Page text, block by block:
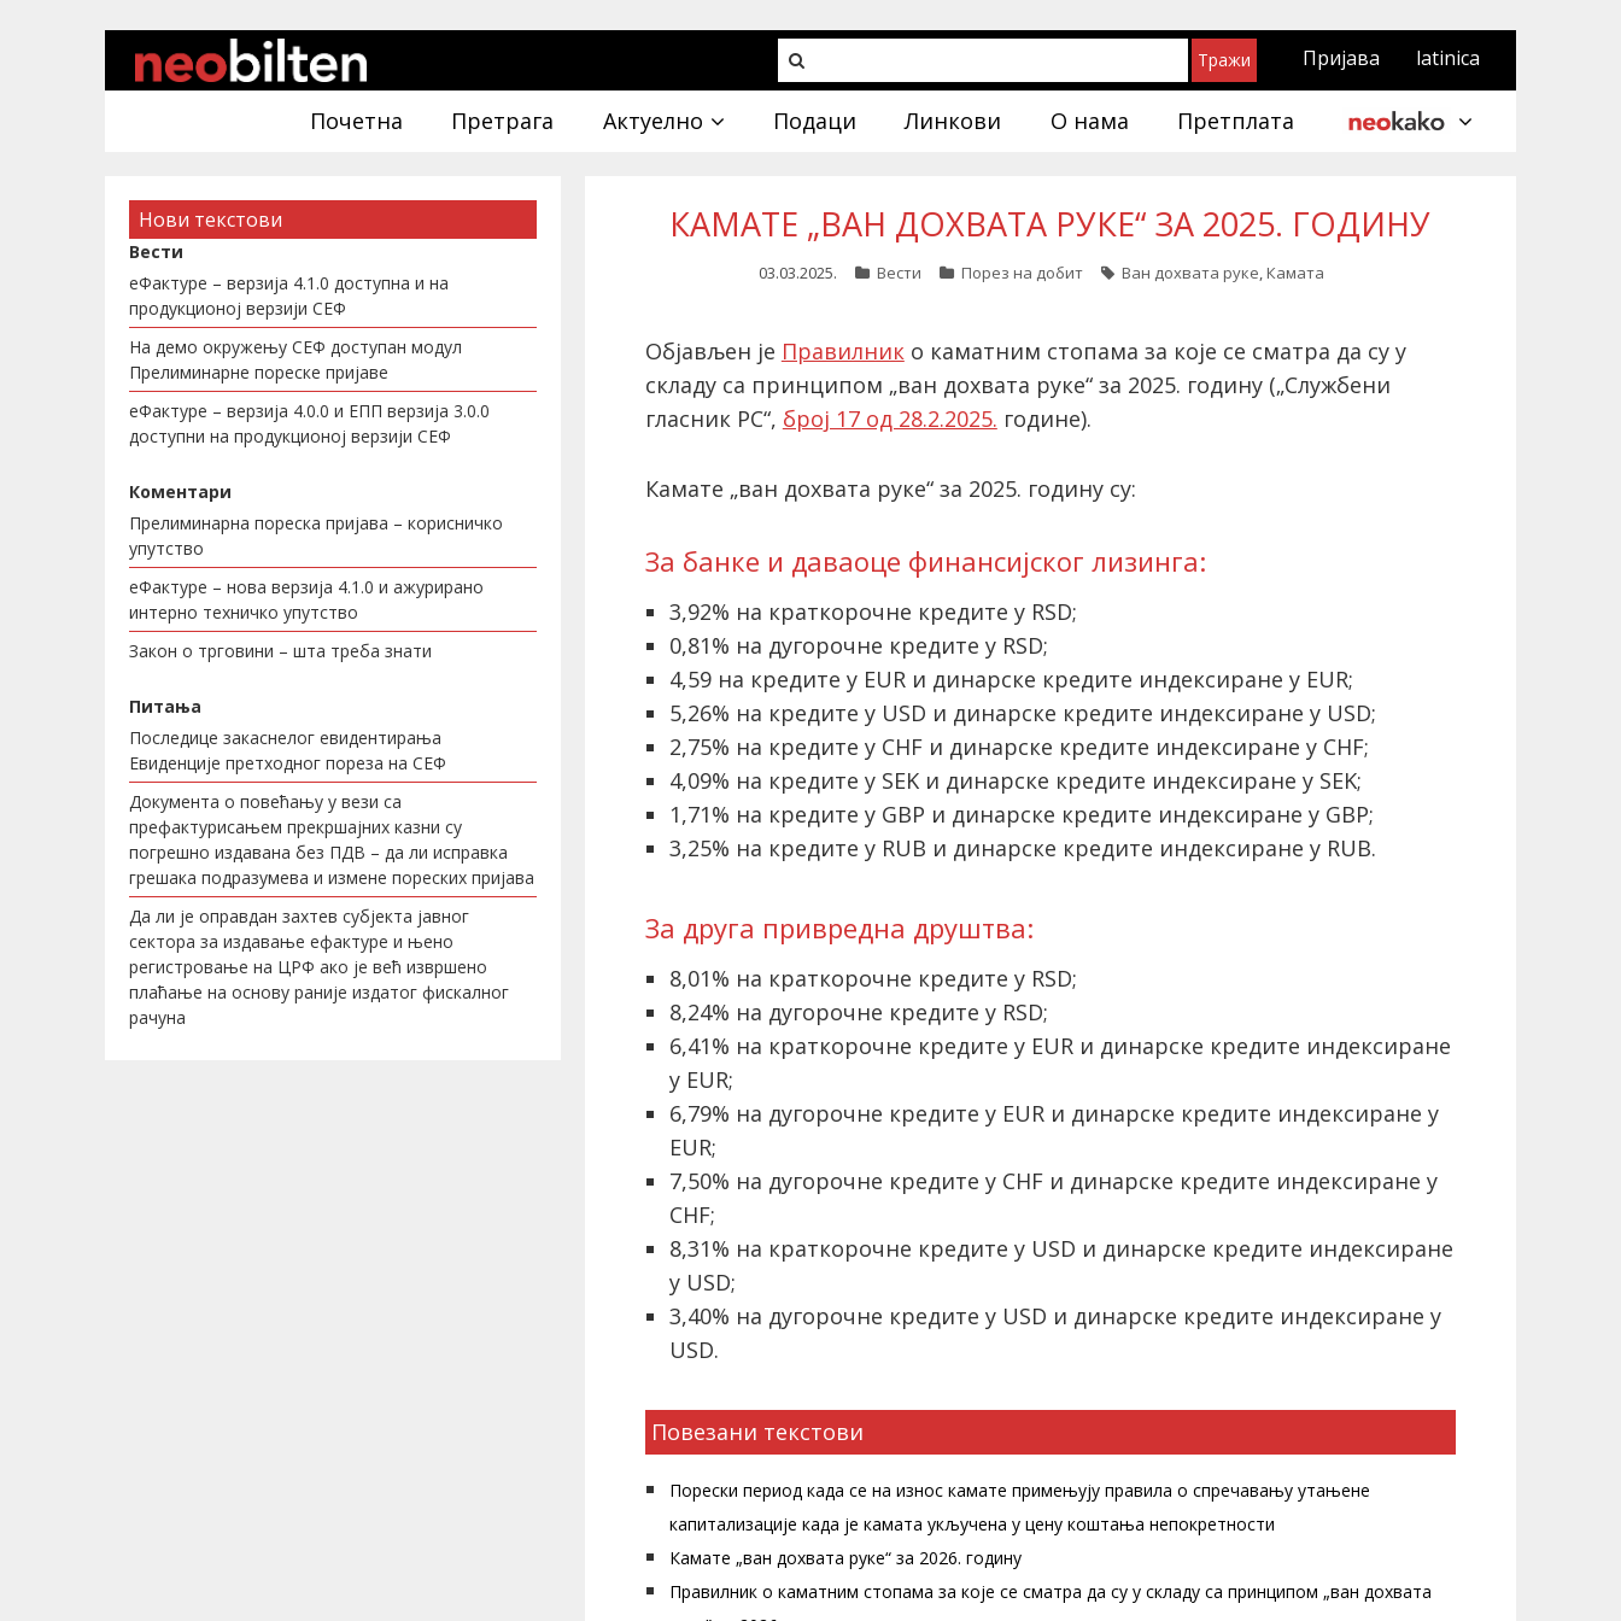
Пријава latinica
Почетна Претрага Актуелно Подаци Линкови О нама Претплата
КАМАТЕ „ВАН ДОХВАТА РУКЕ“ ЗА 2025. ГОДИНУ
03.03.2025. Вести Порез на добит Ван дохвата руке, Камата
Објављен је Правилнико каматним стопама за које се сматра да су у
складу са принципом „ван дохвата руке“ за 2025. годину („Службени
гласник РС“, број 17 од 28.2.2025. године).
Камате „ван дохвата руке“ за 2025. годину су:
За банке и даваоце финансијског лизинга:
3,92% на краткорочне кредите у RSD;
0,81% на дугорочне кредите у RSD;
4,59 на кредите у EUR и динарске кредите индексиране у EUR;
5,26% на кредите у USD и динарске кредите индексиране у USD;
2,75% на кредите у CHF и динарске кредите индексиране у CHF;
4,09% на кредите у SEK и динарске кредите индексиране у SEK;
1,71% на кредите у GBP и динарске кредите индексиране у GBP;
3,25% на кредите у RUB и динарске кредите индексиране у RUB.
За друга привредна друштва:
8,01% на краткорочне кредите у RSD;
8,24% на дугорочне кредите у RSD;
6,41% на краткорочне кредите у EUR и динарске кредите индексиране
у EUR;
6,79% на дугорочне кредите у EUR и динарске кредите индексиране у
EUR;
7,50% на дугорочне кредите у CHF и динарске кредите индексиране у
CHF;
8,31% на краткорочне кредите у USD и динарске кредите индексиране
у USD;
3,40% на дугорочне кредите у USD и динарске кредите индексиране у
USD.
Повезани текстови
Порески период када се на износ камате примењују правила о спречавању утањене
капитализације када је камата укључена у цену коштања непокретности
Камате „ван дохвата руке“ за 2026. годину
Правилник о каматним стопама за које се сматра да су у складу са принципом „ван дохвата
Нови текстови
Вести
еФактуре – верзија 4.1.0 доступна и на
продукционој верзији СЕФ
На демо окружењу СЕФ доступан модул
Прелиминарне пореске пријаве
еФактуре – верзија 4.0.0 и ЕПП верзија 3.0.0
доступни на продукционој верзији СЕФ
Коментари
Прелиминарна пореска пријава – корисничко
упутство
еФактуре – нова верзија 4.1.0 и ажурирано
интерно техничко упутство
Закон о трговини – шта треба знати
Питања
Последице закаснелог евидентирања
Евиденције претходног пореза на СЕФ
Документа о повећању у вези са
префактурисањем прекршајних казни су
погрешно издавана без ПДВ – да ли исправка
грешака подразумева и измене пореских пријава
Да ли је оправдан захтев субјекта јавног
сектора за издавање ефактуре и њено
регистровање на ЦРФ ако је већ извршено
плаћање на основу раније издатог фискалног
рачуна